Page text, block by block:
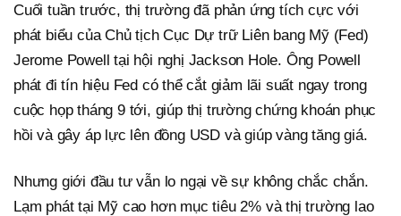
Cuối tuần trước, thị trường đã phản ứng tích cực với
phát biểu của Chủ tịch Cục Dự trữ Liên bang Mỹ (Fed)
Jerome Powell tại hội nghị Jackson Hole. Ông Powell
phát đi tín hiệu Fed có thể cắt giảm lãi suất ngay trong
cuộc họp tháng 9 tới, giúp thị trường chứng khoán phục
hồi và gây áp lực lên đồng USD và giúp vàng tăng giá.
Nhưng giới đầu tư vẫn lo ngại về sự không chắc chắn.
Lạm phát tại Mỹ cao hơn mục tiêu 2% và thị trường lao